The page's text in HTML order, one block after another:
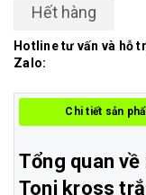
Hết hàng
Hotline tư vấn và hỗ
Zalo:
Chi tiết sản
Tổng quan về
Toni kross